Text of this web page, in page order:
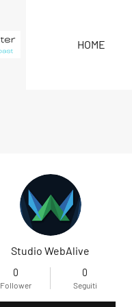
HOME
Studio WebAlive
0
Follower
0
Seguiti